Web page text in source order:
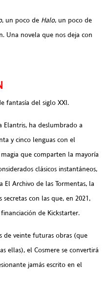
, un poco de Halo, un poco de
Una novela que nos deja con
fantasía del siglo XXI.
Elantris, ha deslumbrado a
y cinco lenguas con el
que comparten la mayoría
clásicos instantáneos,
Archivo de las Tormentas, la
con las que, en 2021,
de Kickstarter.
de veinte futuras obras (que
ellas), el Cosmere se convertirá
jamás escrito en el